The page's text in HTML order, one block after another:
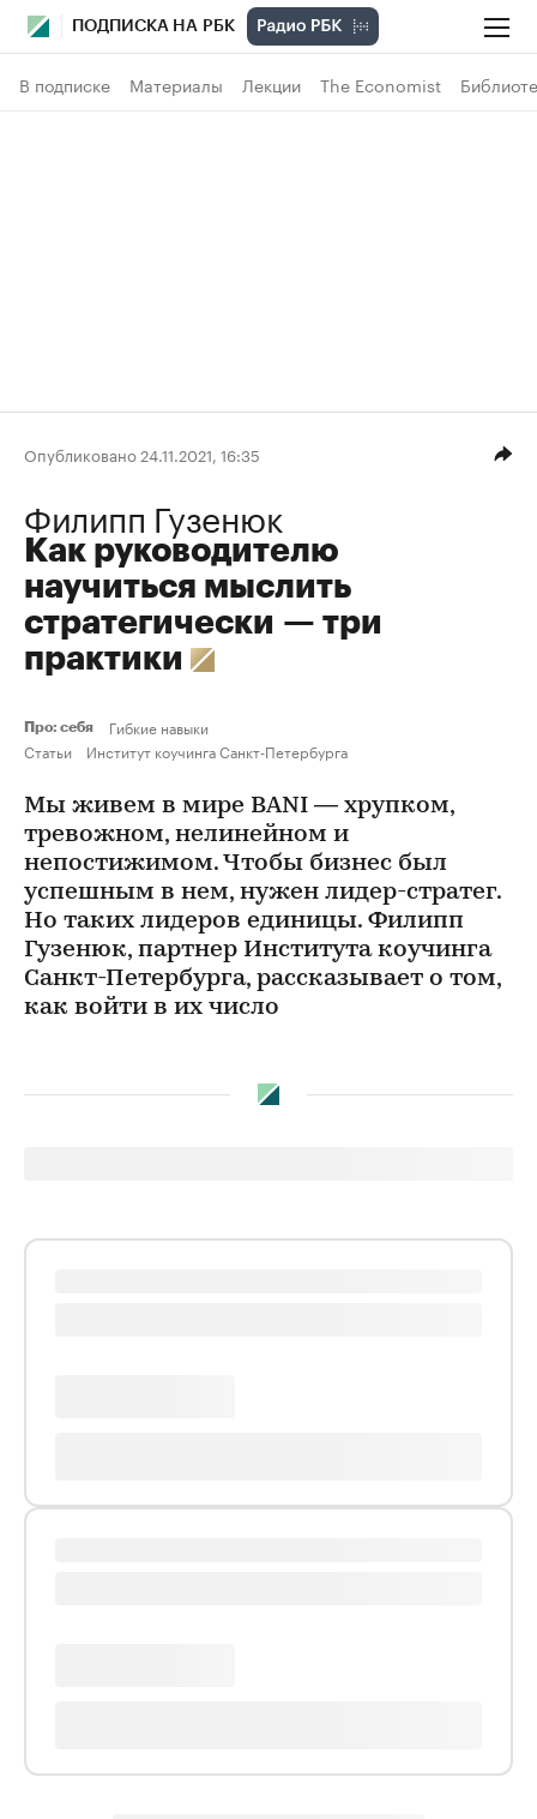
ПОДПИСКА НА РБК
В подписке Материалы Лекции The Economist
Опубликовано 24.11.2021, 16:35
Филипп Гузенюк
Как руководителю
научиться мыслить
стратегически — три
практики
Про: себя
Гибкие навыки
Статьи
Институт коучинга Санкт-Петербурга
Мы живем в мире BANI — хрупком,
тревожном, нелинейном и
непостижимом. Чтобы бизнес был
успешным в нем, нужен лидер-стратег.
Но таких лидеров единицы. Филипп
Гузенюк, партнер Института коучинга
Санкт-Петербурга, рассказывает о том,
как войти в их число